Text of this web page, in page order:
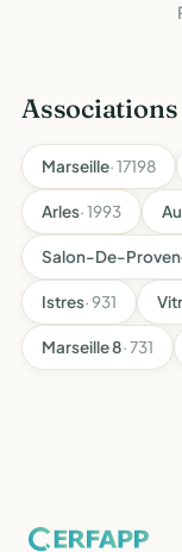
Marseille· 17198
Arles· 1993
Salon-De-
Istres· 931
Marseille 8· 731